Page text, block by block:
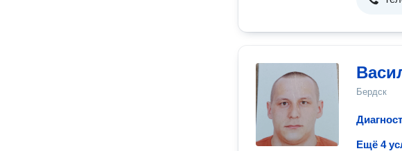
Бердск
Ещё 4